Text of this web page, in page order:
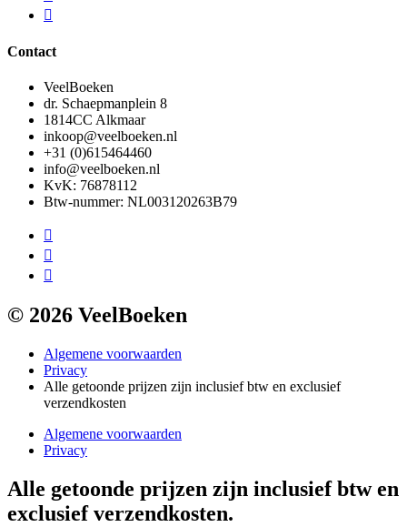
Contact
VeelBoeken
dr. Schaepmanplein 8
1814CC Alkmaar
inkoop@veelboeken.nl
+31 (0)615464460
info@veelboeken.nl
KvK: 76878112
Btw-nummer: NL003120263B79
© 2026 VeelBoeken
Algemene voorwaarden
Privacy
Alle getoonde prijzen zijn inclusief btw en exclusief
verzendkosten
Algemene voorwaarden
Privacy
Alle getoonde prijzen zijn inclusief btw en
exclusief verzendkosten.